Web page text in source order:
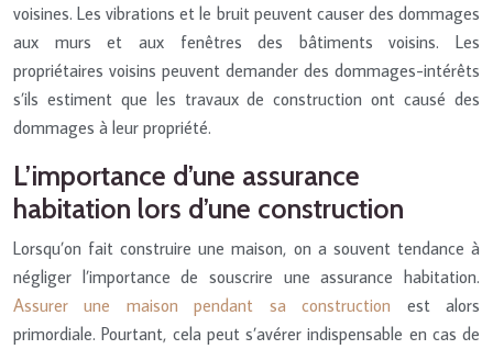
voisines. Les vibrations et le bruit peuvent causer des dommages
aux murs et aux fenêtres des bâtiments voisins. Les
propriétaires voisins peuvent demander des dommages-intérêts
s’ils estiment que les travaux de construction ont causé des
dommages à leur propriété.
L’importance d’une assurance
habitation lors d’une construction
Lorsqu’on fait construire une maison, on a souvent tendance à
négliger l’importance de souscrire une assurance habitation.
Assurer une maison pendant sa construction est alors
primordiale. Pourtant, cela peut s’avérer indispensable en cas de